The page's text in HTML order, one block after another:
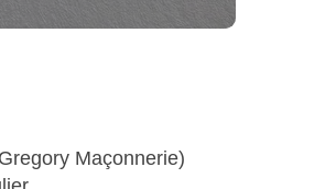
Maçonnerie)